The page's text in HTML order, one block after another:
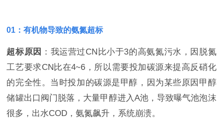
01：有机物导致的氨氮超标
超标原因 ：我运营过CN比小于3的高氨氮污水，因脱氮
工艺要求CN比在4~6，所以需要投加碳源来提高反硝化
的完全性。当时投加的碳源是甲醇，因为某些原因甲醇
储罐出口阀门脱落，大量甲醇进入A池，导致曝气池泡沫
很多，出水COD，氨氮飙升，系统崩溃。